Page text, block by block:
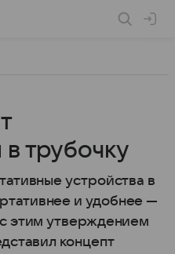
в трубочку
устройства в
и удобнее —
этим утверждением
концепт